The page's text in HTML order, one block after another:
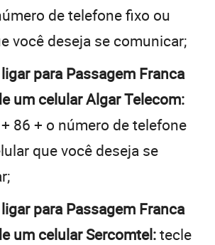
de telefone fixo ou
você deseja se comunicar;
para Passagem Franca
um celular Algar Telecom:
86 + o número de telefone
que você deseja se
para Passagem Franca
um celular Sercomtel:tecle